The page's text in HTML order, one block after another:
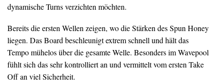
dynamische Turns verzichten möchten.
Bereits die ersten Wellen zeigen, wo die Stärken des Spun Honey
liegen. Das Board beschleunigt extrem schnell und hält das
Tempo mühelos über die gesamte Welle. Besonders im Wavepool
fühlt sich das sehr kontrolliert an und vermittelt vom ersten Take
Off an viel Sicherheit.